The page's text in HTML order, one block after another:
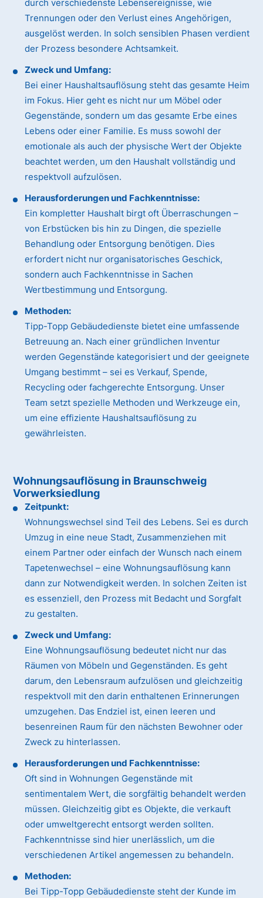
durch verschiedenste Lebensereignisse, wie
Trennungen oder den Verlust eines Angehörigen,
ausgelöst werden. In solch sensiblen Phasen verdient
der Prozess besondere Achtsamkeit.
Zweck und Umfang:
Bei einer Haushaltsauflösung steht das gesamte Heim
im Fokus. Hier geht es nicht nur um Möbel oder
Gegenstände, sondern um das gesamte Erbe eines
Lebens oder einer Familie. Es muss sowohl der
emotionale als auch der physische Wert der Objekte
beachtet werden, um den Haushalt vollständig und
respektvoll aufzulösen.
Herausforderungen und Fachkenntnisse:
Ein kompletter Haushalt birgt oft Überraschungen –
von Erbstücken bis hin zu Dingen, die spezielle
Behandlung oder Entsorgung benötigen. Dies
erfordert nicht nur organisatorisches Geschick,
sondern auch Fachkenntnisse in Sachen
Wertbestimmung und Entsorgung.
Methoden:
Tipp-Topp Gebäudedienste bietet eine umfassende
Betreuung an. Nach einer gründlichen Inventur
werden Gegenstände kategorisiert und der geeignete
Umgang bestimmt – sei es Verkauf, Spende,
Recycling oder fachgerechte Entsorgung. Unser
Team setzt spezielle Methoden und Werkzeuge ein,
um eine effiziente Haushaltsauflösung zu
gewährleisten.
Wohnungsauflösung in Braunschweig
Vorwerksiedlung
Zeitpunkt:
Wohnungswechsel sind Teil des Lebens. Sei es durch
Umzug in eine neue Stadt, Zusammenziehen mit
einem Partner oder einfach der Wunsch nach einem
Tapetenwechsel – eine Wohnungsauflösung kann
dann zur Notwendigkeit werden. In solchen Zeiten ist
es essenziell, den Prozess mit Bedacht und Sorgfalt
zu gestalten.
Zweck und Umfang:
Eine Wohnungsauflösung bedeutet nicht nur das
Räumen von Möbeln und Gegenständen. Es geht
darum, den Lebensraum aufzulösen und gleichzeitig
respektvoll mit den darin enthaltenen Erinnerungen
umzugehen. Das Endziel ist, einen leeren und
besenreinen Raum für den nächsten Bewohner oder
Zweck zu hinterlassen.
Herausforderungen und Fachkenntnisse:
Oft sind in Wohnungen Gegenstände mit
sentimentalem Wert, die sorgfältig behandelt werden
müssen. Gleichzeitig gibt es Objekte, die verkauft
oder umweltgerecht entsorgt werden sollten.
Fachkenntnisse sind hier unerlässlich, um die
verschiedenen Artikel angemessen zu behandeln.
Methoden:
Bei Tipp-Topp Gebäudedienste steht der Kunde im